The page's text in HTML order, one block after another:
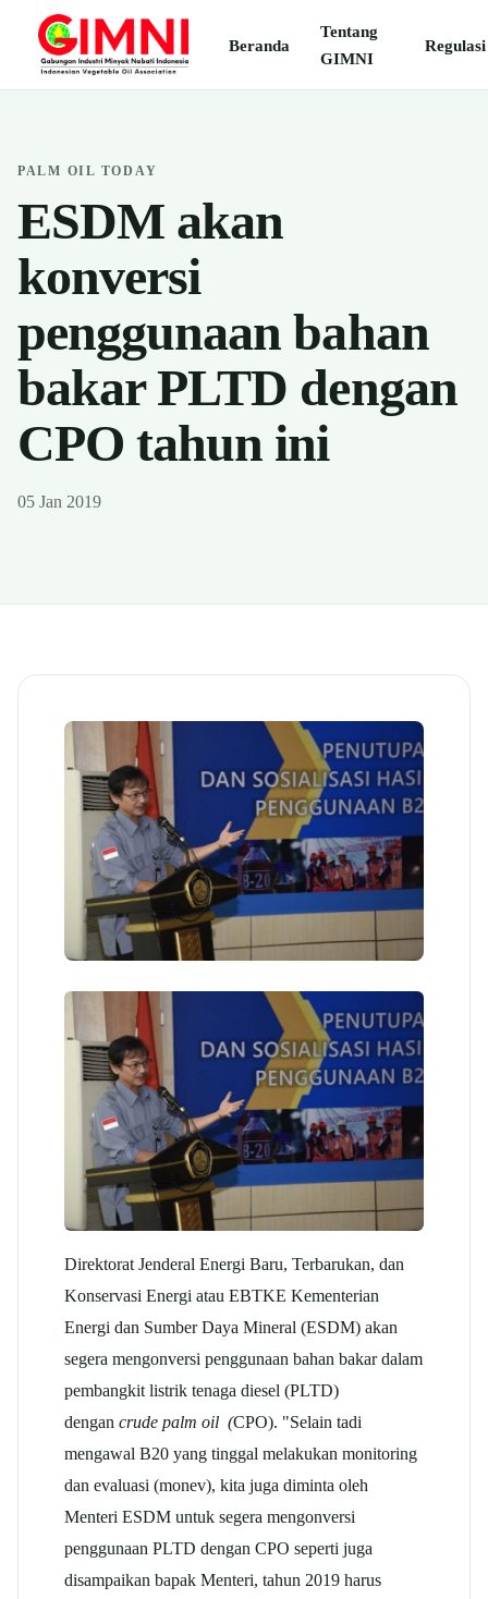
Beranda
Tentang
GIMNI
Regulasi
PALM OIL TODAY
ESDM akan
konversi
penggunaan bahan
bakar PLTD dengan
CPO tahun ini
05 Jan 2019
Direktorat Jenderal Energi Baru, Terbarukan, dan
Konservasi Energi atau EBTKE Kementerian
Energi dan Sumber Daya Mineral (ESDM) akan
segera mengonversi penggunaan bahan bakar dalam
pembangkit listrik tenaga diesel (PLTD)
dengan crude palm oil (CPO). "Selain tadi
mengawal B20 yang tinggal melakukan monitoring
dan evaluasi (monev), kita juga diminta oleh
Menteri ESDM untuk segera mengonversi
penggunaan PLTD dengan CPO seperti juga
disampaikan bapak Menteri, tahun 2019 harus